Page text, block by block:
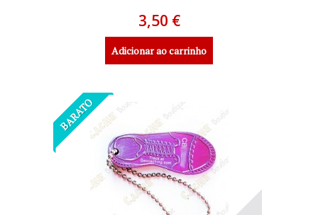
3,50 €
Adicionar ao carrinho
BARATO